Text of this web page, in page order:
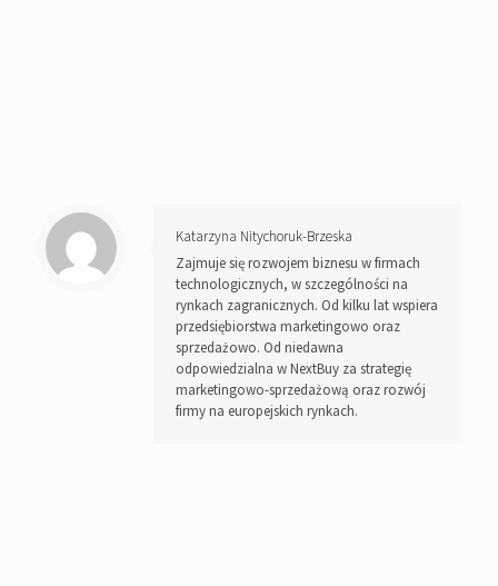
Katarzyna Nitychoruk-Brzeska
Zajmuje się rozwojem biznesu w firmach
technologicznych, w szczególności na
rynkach zagranicznych. Od kilku lat wspiera
przedsiębiorstwa marketingowo oraz
sprzedażowo. Od niedawna
odpowiedzialna w NextBuy za strategię
marketingowo-sprzedażową oraz rozwój
firmy na europejskich rynkach.